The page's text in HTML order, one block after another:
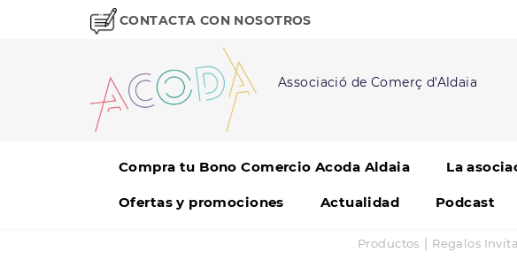
CONTACTA CON NOSOTROS
Associació de Comerç d'Aldaia
Compra tu Bono Comercio Acoda Aldaia La
Ofertas y promociones Actualidad Podcast
Productos | Regalos